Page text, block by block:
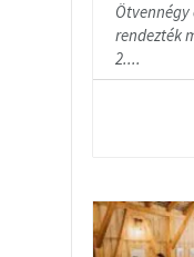
rendezték
2....